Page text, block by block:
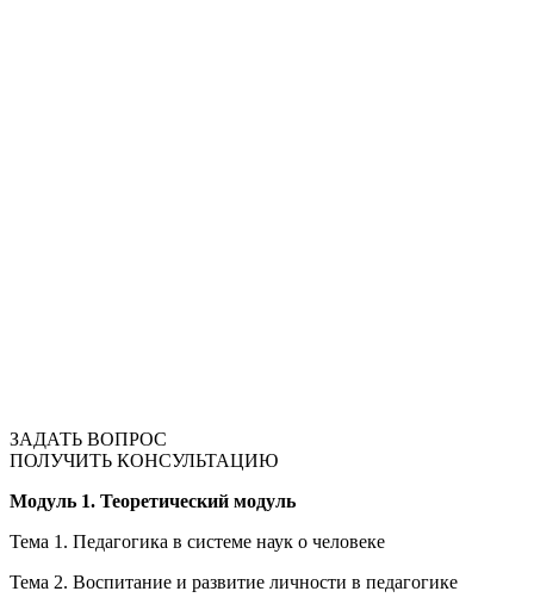
ЗАДАТЬ ВОПРОС
ПОЛУЧИТЬ КОНСУЛЬТАЦИЮ
Модуль 1. Теоретический модуль
Тема 1. Педагогика в системе наук о человеке
Тема 2. Воспитание и развитие личности в педагогике